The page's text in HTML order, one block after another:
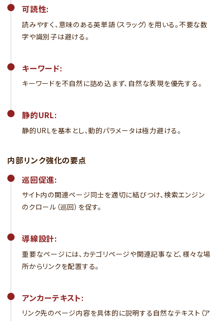
可読性:
読みやすく、意味のある英単語（スラッグ）を用いる。不要な数
字や識別子は避ける。
キーワード:
キーワードを不自然に詰め込まず、自然な表現を優先する。
静的URL:
静的URLを基本とし、動的パラメータは極力避ける。
内部リンク強化の要点
巡回促進:
サイト内の関連ページ同士を適切に結びつけ、検索エンジン
のクロール（巡回）を促す。
導線設計:
重要なページには、カテゴリページや関連記事など、様々な場
所からリンクを配置する。
アンカーテキスト:
リンク先のページ内容を具体的に説明する自然なテキスト（ア